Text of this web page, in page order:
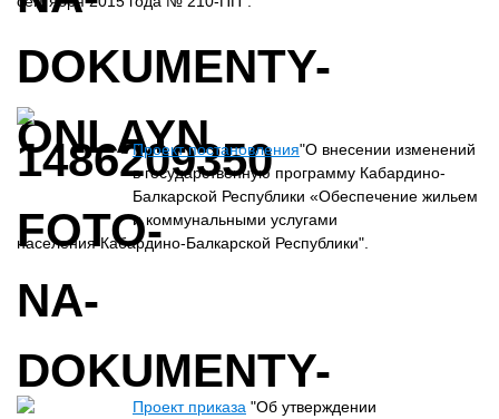
Проект постановления"О внесении изменений
в государственную программу Кабардино-
Балкарской Республики «Обеспечение жильем
и коммунальными услугами
населения Кабардино-Балкарской Республики".
Проект приказа "Об утверждении